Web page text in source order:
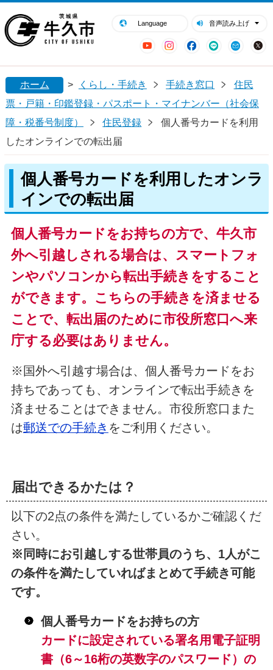
Language 音声読み上げ
YouTubeInstagram
Facebook
LINE Mail
閉じる
ホーム > くらし・手続き 手続き窓口
住民
票・戸籍・印鑑登録・パスポート・マイナンバー（社会保
障・税番号制度）
住民登録
個人番号カードを利用
したオンラインでの転出届
個人番号カードを利用したオンラ
インでの転出届
個人番号カードをお持ちの方で、牛久市
外へ引越しされる場合は、スマートフォ
ンやパソコンから転出手続きをすること
ができます。こちらの手続きを済ませる
ことで、転出届のために市役所窓口へ来
庁する必要はありません。
※国外へ引越す場合は、個人番号カードをお
持ちであっても、オンラインで転出手続きを
済ませることはできません。市役所窓口また
は郵送での手続き をご利用ください。
届出できるかたは？
以下の2点の条件を満たしているかご確認くだ
さい。
※同時にお引越しする世帯員のうち、1人がこ
の条件を満たしていればまとめて手続き可能
です。
個人番号カードをお持ちの方
カードに設定されている署名用電子証明
書（6～16桁の英数字のパスワード）の